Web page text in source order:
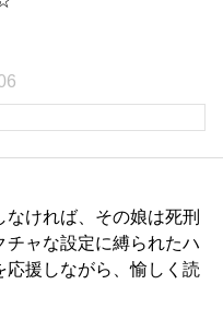
ければ、その娘は死刑
チャな設定に縛られたハ
応援しながら、愉しく読